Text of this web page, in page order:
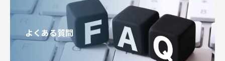
よくある質問